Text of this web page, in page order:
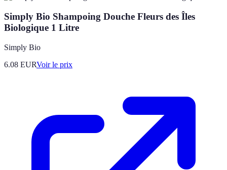
Simply Bio Shampoing Douche Fleurs des Îles
Biologique 1 Litre
Simply Bio
6.08 EURVoir le prix